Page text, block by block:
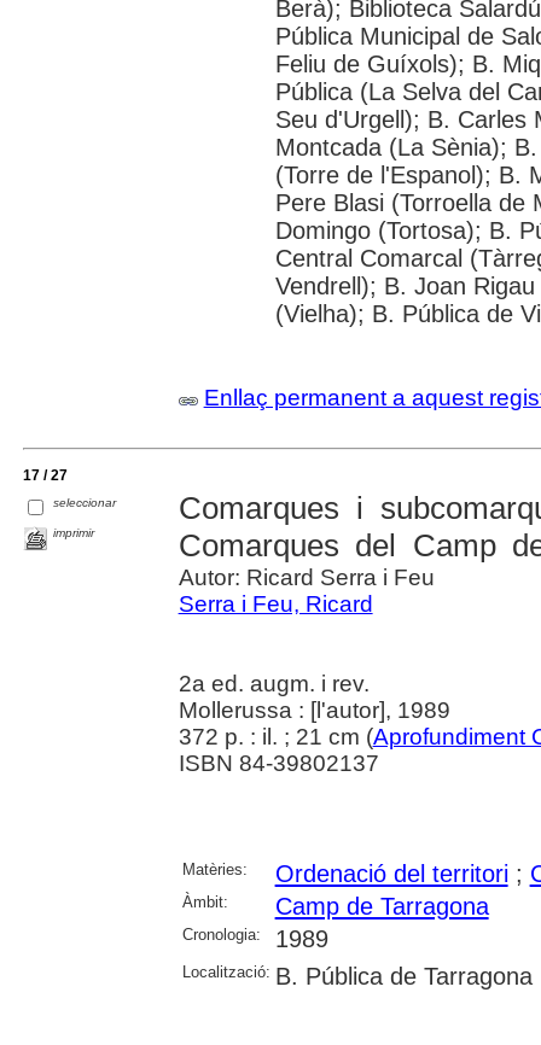
Berà); Biblioteca
Pública Municipal de
Feliu de Guíxols); B.
Pública (La Selva del
Seu d'Urgell); B. Carles
Montcada (La Sènia);
(Torre de l'Espanol); B.
Pere Blasi (Torroella de
Domingo (Tortosa); B.
Central Comarcal
Vendrell); B. Joan
(Vielha); B. Pública de
Enllaç permanent a aquest
17 / 27
seleccionar
imprimir
Comarques i
Comarques del Camp
Autor: Ricard Serra i Feu
Serra i Feu, Ricard
2a ed. augm. i rev.
Mollerussa : [l'autor], 1989
372 p. : il. ; 21 cm (Aprofundiment
ISBN 84-39802137
Matèries: Ordenació del territori;
Àmbit: Camp de Tarragona
Cronologia: 1989
Localització: B. Pública de Tarragona